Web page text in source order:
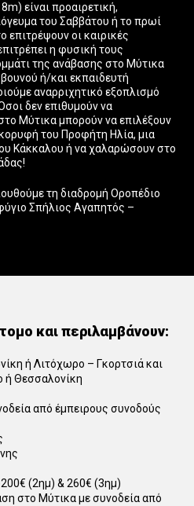
είναι προαιρετική,
του Σαββάτου ή το πρωί
επιτρέψουν οι καιρικές
η φυσική τους
της ανάβασης στο Μύτικα
ή/και εκπαιδευτή
αναρριχητικό εξοπλισμό
δεν επιθυμούν να
Μύτικα μπορούν να επιλέξουν
του Προφήτη Ηλία, μια
Κάκκαλου ή να χαλαρώσουν στο
τη διαδρομή Οροπέδιο
Σπήλιος Αγαπητός –
και περιλαμβάνουν:
ή Λιτόχωρο – Γκορτσιά και
ή Θεσσαλονίκη
από έμπειρους συνοδούς
(2ημ) & 260€ (3ημ)
στο Μύτικα με συνοδεία από